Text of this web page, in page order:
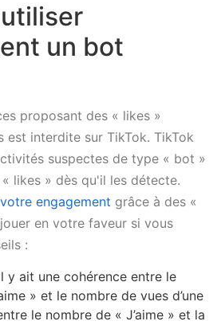
un bot
proposant des « likes »
est interdite sur TikTok. TikTok
suspectes de type « bot »
likes » dès qu'il les détecte.
engagement grâce à des «
en votre faveur si vous
:
y ait une cohérence entre le
» et le nombre de vues d’une
le nombre de « J’aime » et la